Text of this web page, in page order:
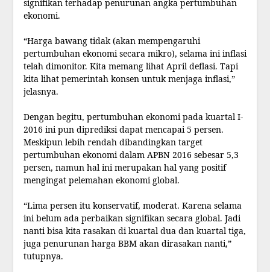
signifikan terhadap penurunan angka pertumbuhan
ekonomi.
“Harga bawang tidak (akan mempengaruhi
pertumbuhan ekonomi secara mikro), selama ini inflasi
telah dimonitor. Kita memang lihat April deflasi. Tapi
kita lihat pemerintah konsen untuk menjaga inflasi,”
jelasnya.
Dengan begitu, pertumbuhan ekonomi pada kuartal I-
2016 ini pun diprediksi dapat mencapai 5 persen.
Meskipun lebih rendah dibandingkan target
pertumbuhan ekonomi dalam APBN 2016 sebesar 5,3
persen, namun hal ini merupakan hal yang positif
mengingat pelemahan ekonomi global.
“Lima persen itu konservatif, moderat. Karena selama
ini belum ada perbaikan signifikan secara global. Jadi
nanti bisa kita rasakan di kuartal dua dan kuartal tiga,
juga penurunan harga BBM akan dirasakan nanti,”
tutupnya.